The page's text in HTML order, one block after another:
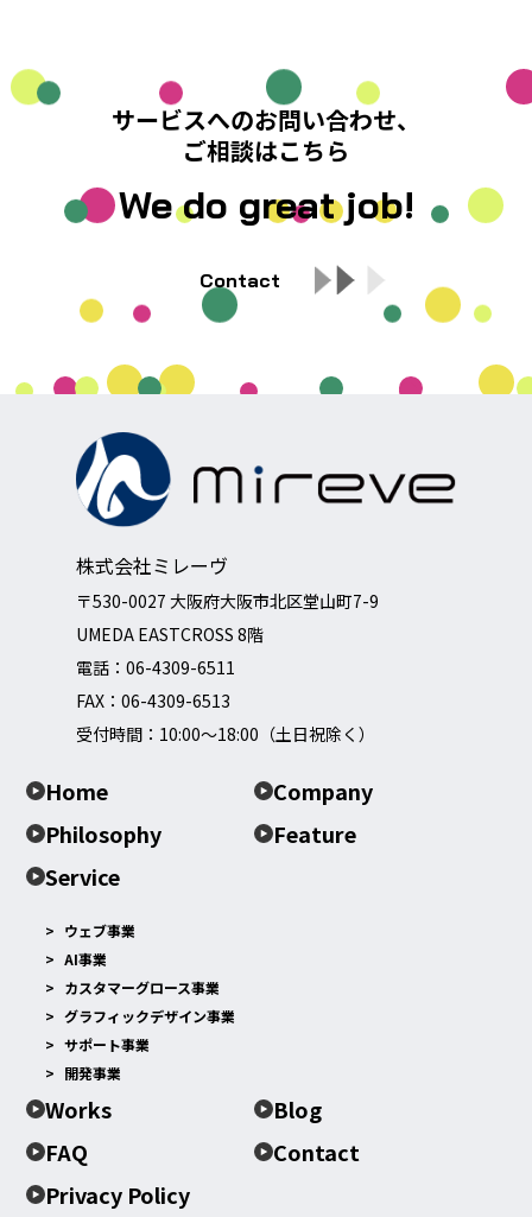
サービスへのお問い合わせ、
ご相談はこちら
We do great job!
Contact
株式会社ミレーヴ
〒530-0027 大阪府大阪市北区堂山町7-9
UMEDA EASTCROSS 8階
電話： 06-4309-6511
FAX：06-4309-6513
受付時間：10:00～18:00（土日祝除く）
Home
Company
Philosophy
Feature
Service
ウェブ事業
AI事業
カスタマーグロース事業
グラフィックデザイン事業
サポート事業
開発事業
Works
Blog
FAQ
Contact
Privacy Policy